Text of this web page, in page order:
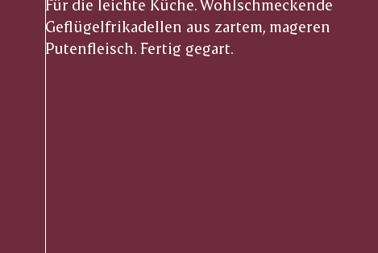
Für die leichte Küche. Wohlschmeckende
Geflügelfrikadellen aus zartem, mageren
Putenfleisch. Fertig gegart.